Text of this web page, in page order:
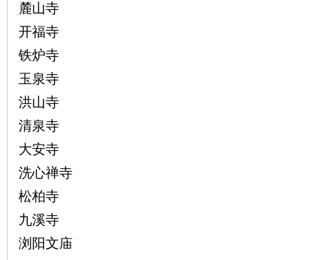
麓山寺
开福寺
铁炉寺
玉泉寺
洪山寺
清泉寺
大安寺
洗心禅寺
松柏寺
九溪寺
浏阳文庙